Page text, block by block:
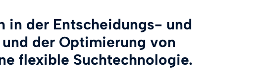
in der Entscheidungs- und
der Optimierung von
flexible Suchtechnologie.